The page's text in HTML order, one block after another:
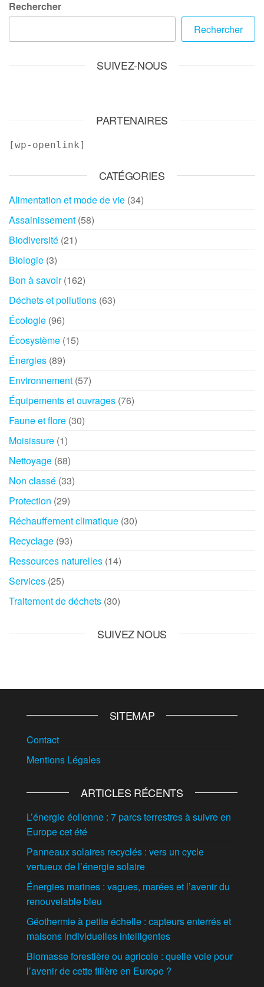
Rechercher
Rechercher
SUIVEZ-NOUS
PARTENAIRES
[wp-openlink]
CATÉGORIES
Alimentation et mode de vie (34)
Assainissement (58)
Biodiversité (21)
Biologie (3)
Bon à savoir(162)
Déchets et pollutions (63)
Écologie (96)
Écosystème (15)
Énergies (89)
Environnement (57)
Équipements et ouvrages (76)
Faune et flore (30)
Moisissure (1)
Nettoyage (68)
Non classé (33)
Protection (29)
Réchauffement climatique (30)
Recyclage (93)
Ressources naturelles (14)
Services (25)
Traitement de déchets (30)
SUIVEZ NOUS
SITEMAP
Contact
Mentions Légales
ARTICLES RÉCENTS
L’énergie éolienne : 7 parcs terrestres à suivre en
Europe cet été
Panneaux solaires recyclés : vers un cycle
vertueux de l’énergie solaire
Énergies marines : vagues, marées et l’avenir du
renouvelable bleu
Géothermie à petite échelle : capteurs enterrés et
maisons individuelles intelligentes
Biomasse forestière ou agricole : quelle voie pour
l’avenir de cette filière en Europe ?